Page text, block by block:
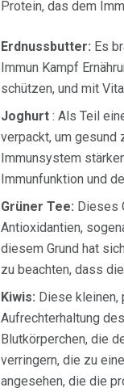
Protein, das dem
Erdnussbutter: Es
Immun Kampf
schützen, und mit
Joghurt : Als Teil
verpackt, um gesund
Immunsystem
Immunfunktion und
Grüner Tee: Dieses
Antioxidantien,
diesem Grund hat
zu beachten, dass
Kiwis: Diese kleinen,
Aufrechterhaltung
Blutkörperchen, die
verringern, die zu
angesehen, die die